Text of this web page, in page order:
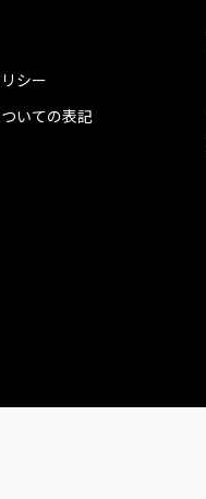
シー
いての表記